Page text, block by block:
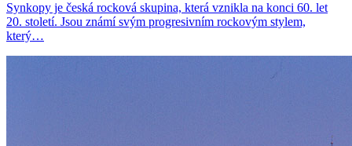
Synkopy je česká rocková skupina, která vznikla na konci 60. let
20. století. Jsou známí svým progresivním rockovým stylem,
který…